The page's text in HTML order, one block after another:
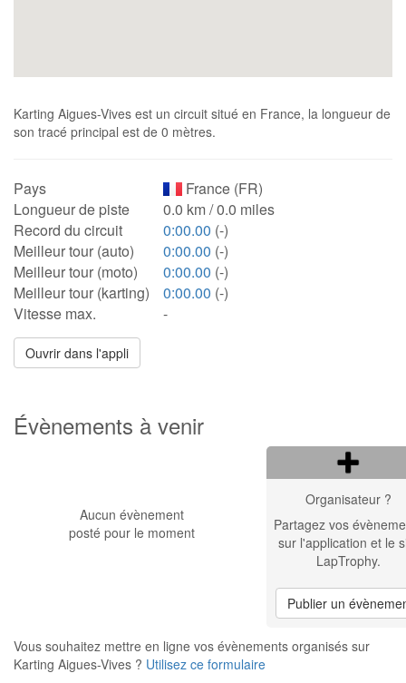
Karting Aigues-Vives est un circuit situé en France, la longueur de
son tracé principal est de 0 mètres.
Pays
France (FR)
Longueur de piste
0.0 km / 0.0 miles
Record du circuit
0:00.00 (-)
Meilleur tour (auto)
0:00.00 (-)
Meilleur tour (moto)
0:00.00 (-)
Meilleur tour (karting)
0:00.00 (-)
Vitesse max.
-
Ouvrir dans l'appli
Évènements à venir
Aucun évènement
posté pour le moment
Organisateur ?
Partagez vos
sur l'application et le
LapTrophy.
Publier un
Vous souhaitez mettre en ligne vos évènements organisés sur
Karting Aigues-Vives ? Utilisez ce formulaire